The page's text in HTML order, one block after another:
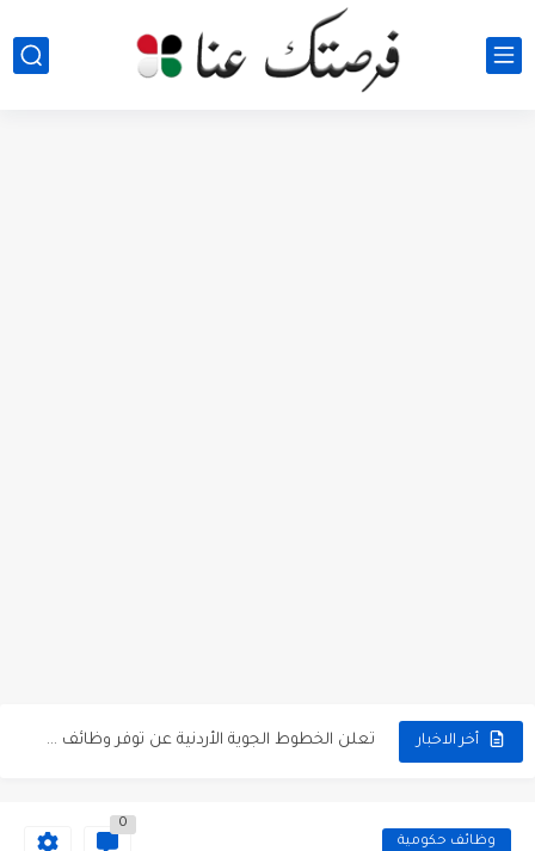
أخر الاخبار تعلن الخطوط الجوية الأردنية عن توفر وظائف شاغرة لمضيفي طيران
مطلوب عامل نظافة عدد 2 بدوام كامل او جزئي في... وظائف حكومية
0